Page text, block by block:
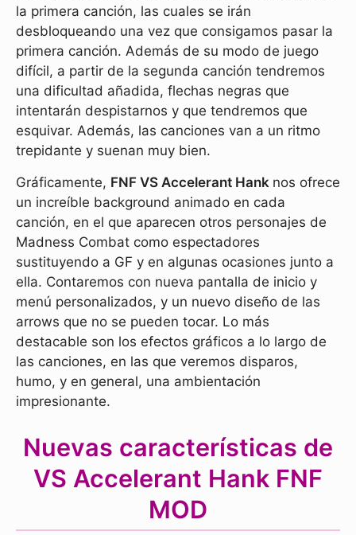
la primera canción, las cuales se irán
desbloqueando una vez que consigamos pasar la
primera canción. Además de su modo de juego
difícil, a partir de la segunda canción tendremos
una dificultad añadida, flechas negras que
intentarán despistarnos y que tendremos que
esquivar. Además, las canciones van a un ritmo
trepidante y suenan muy bien.
Gráficamente, FNF VS Accelerant Hank nos ofrece
un increíble background animado en cada
canción, en el que aparecen otros personajes de
Madness Combat como espectadores
sustituyendo a GF y en algunas ocasiones junto a
ella. Contaremos con nueva pantalla de inicio y
menú personalizados, y un nuevo diseño de las
arrows que no se pueden tocar. Lo más
destacable son los efectos gráficos a lo largo de
las canciones, en las que veremos disparos,
humo, y en general, una ambientación
impresionante.
Nuevas características de
VS Accelerant Hank FNF
MOD